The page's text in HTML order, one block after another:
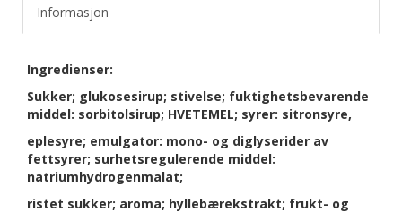
Informasjon
Ingredienser:
Sukker; glukosesirup; stivelse; fuktighetsbevarende
middel: sorbitolsirup; HVETEMEL; syrer: sitronsyre,
eplesyre; emulgator: mono- og diglyserider av
fettsyrer; surhetsregulerende middel:
natriumhydrogenmalat;
ristet sukker; aroma; hyllebærekstrakt; frukt- og